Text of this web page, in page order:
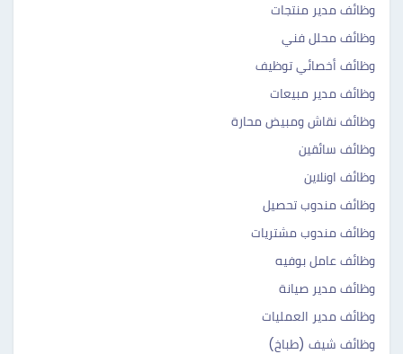
وظائف مدير منتجات
وظائف محلل فني
وظائف أخصائي توظيف
وظائف مدير مبيعات
وظائف نقاش ومبيض محارة
وظائف سائقين
وظائف اونلاين
وظائف مندوب تحصيل
وظائف مندوب مشتريات
وظائف عامل بوفيه
وظائف مدير صيانة
وظائف مدير العمليات
وظائف شيف (طباخ)